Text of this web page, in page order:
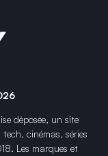
déposée, un site
cinémas, séries
Les marques et